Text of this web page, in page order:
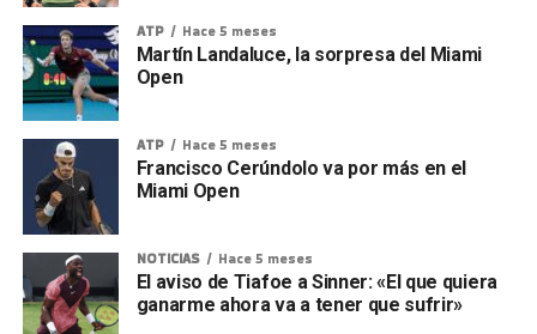
ATP Hace 5 meses
Martín Landaluce, la sorpresa del Miami
Open
ATP Hace 5 meses
Francisco Cerúndolo va por más en el
Miami Open
NOTICIAS Hace 5 meses
El aviso de Tiafoe a Sinner: «El que quiera
ganarme ahora va a tener que sufrir»